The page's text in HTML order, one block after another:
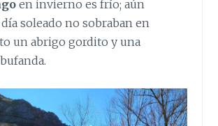
en invierno es frío; aún
soleado no sobraban en
un abrigo gordito y una